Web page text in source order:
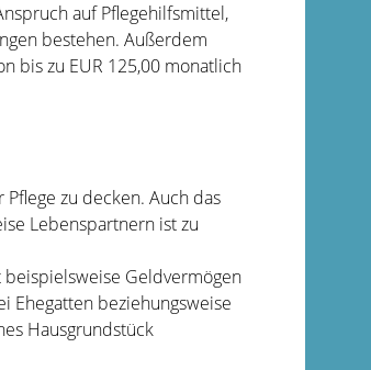
auf Pflegehilfsmittel,
bestehen. Außerdem
bis zu EUR 125,00 monatlich
zu decken. Auch das
Lebenspartnern ist zu
Geldvermögen
Ehegatten beziehungsweise
Hausgrundstück